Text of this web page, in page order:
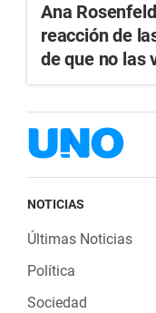
Ana
reacción de
de que no las
NOTICIAS
Últimas Noticias
Política
Sociedad